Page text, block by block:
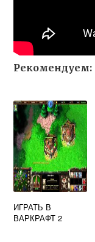
Рекомендуем:
ИГРАТЬ В
ВАРКРАФТ 2